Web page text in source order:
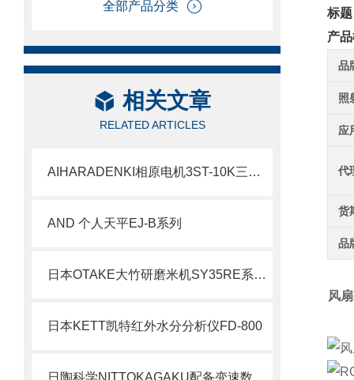
全部产品分类
相关文章
RELATED ARTICLES
AIHARADENKI相原电机3ST-10K三相双绕组绝缘变压器
AND 个人天平EJ-B系列
日本OTAKE大竹研磨米机SY35RE系列北崎热卖
日本KETT凯特红外水分分析仪FD-800
日陶科学NITTOKAGAKU配备变速数字定时器小型电炉21300111原理与应用
标
产
品
照
应
代
货
品
风